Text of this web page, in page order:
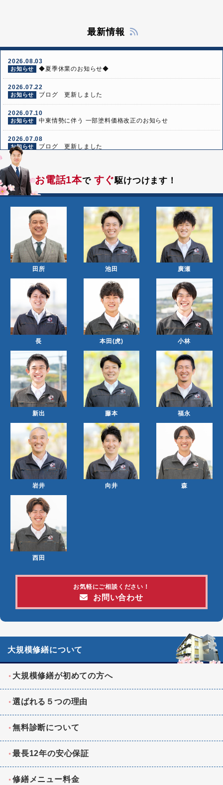
最新情報
2026.08.03
お知らせ ◆夏季休業のお知らせ◆
2026.07.22
お知らせ ブログ 更新しました
2026.07.10
お知らせ 中東情勢に伴う 一部塗料価格改正のお知らせ
2026.07.08
お知らせ ブログ 更新しました
2026.06.24
お知らせ
2026.06.10
お知らせ ブログ 更新しました
お電話1本で すぐ駆けつけます！
田所 池田 廣瀬
長 本田(虎) 小林
新出 藤本 福永
岩井 向井 森
西田
お気軽にご相談ください！
お問い合わせ
大規模修繕について
大規模修繕が初めての方へ
選ばれる５つの理由
無料診断について
最長12年の安心保証
修繕メニュー料金